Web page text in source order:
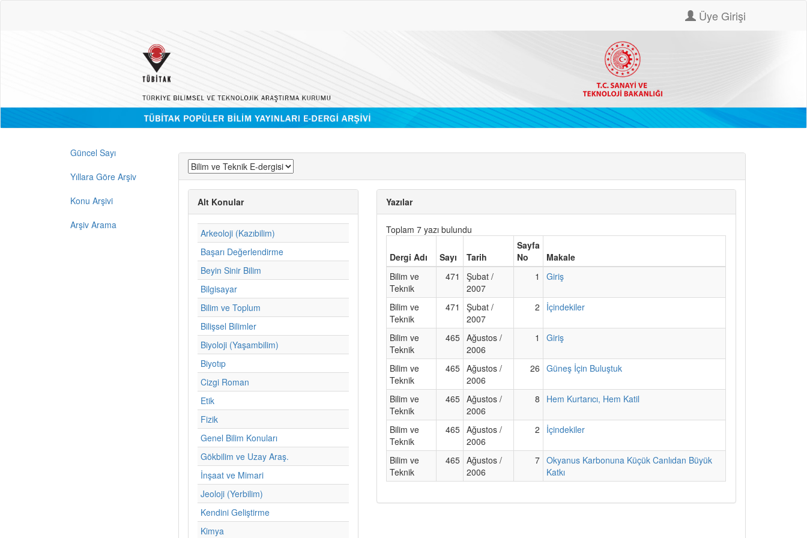
Üye Girişi
Güncel Sayı
Yıllara Göre Arşiv
Konu Arşivi
Arşiv Arama
Alt Konular
Arkeoloji (Kazıbilim)
Başarı Değerlendirme
Beyin Sinir Bilim
Bilgisayar
Bilim ve Toplum
Bilişsel Bilimler
Biyoloji (Yaşambilim)
Biyotıp
Cizgi Roman
Etik
Fizik
Genel Bilim Konuları
Gökbilim ve Uzay Araş.
İnşaat ve Mimari
Jeoloji (Yerbilim)
Kendini Geliştirme
Kimya
Yazılar
Toplam 7 yazı bulundu
Dergi Adı Sayı Tarih
Sayfa
No
Makale
Bilim ve
Teknik
471
Şubat /
2007
1 Giriş
Bilim ve
Teknik
471
Şubat /
2007
2 İçindekiler
Bilim ve
Teknik
465 Ağustos /
2006
1 Giriş
Bilim ve
Teknik
465 Ağustos /
2006
26 Güneş İçin Buluştuk
Bilim ve
Teknik
465 Ağustos /
2006
8 Hem Kurtarıcı, Hem Katil
Bilim ve
Teknik
465 Ağustos /
2006
2 İçindekiler
Bilim ve
Teknik
465 Ağustos /
2006
7 Okyanus Karbonuna Küçük Canlıdan Büyük
Katkı